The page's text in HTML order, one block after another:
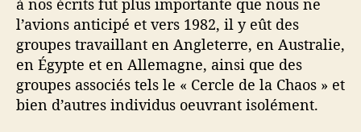
l’avions anticipé et vers 1982, il y eût des
groupes travaillant en Angleterre, en Australie,
en Égypte et en Allemagne, ainsi que des
groupes associés tels le « Cercle de la Chaos » et
bien d’autres individus oeuvrant isolément.